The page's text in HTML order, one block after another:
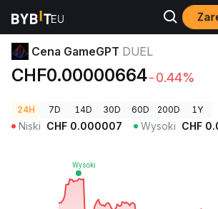
Ceny kryptowalut Cena GameGPT DUEL
Cena GameGPT DUEL
CHF0.00000664-0.44%
24H 7D 14D 30D 60D 200D 1Y
Niski CHF 0.000007 Wysoki CHF